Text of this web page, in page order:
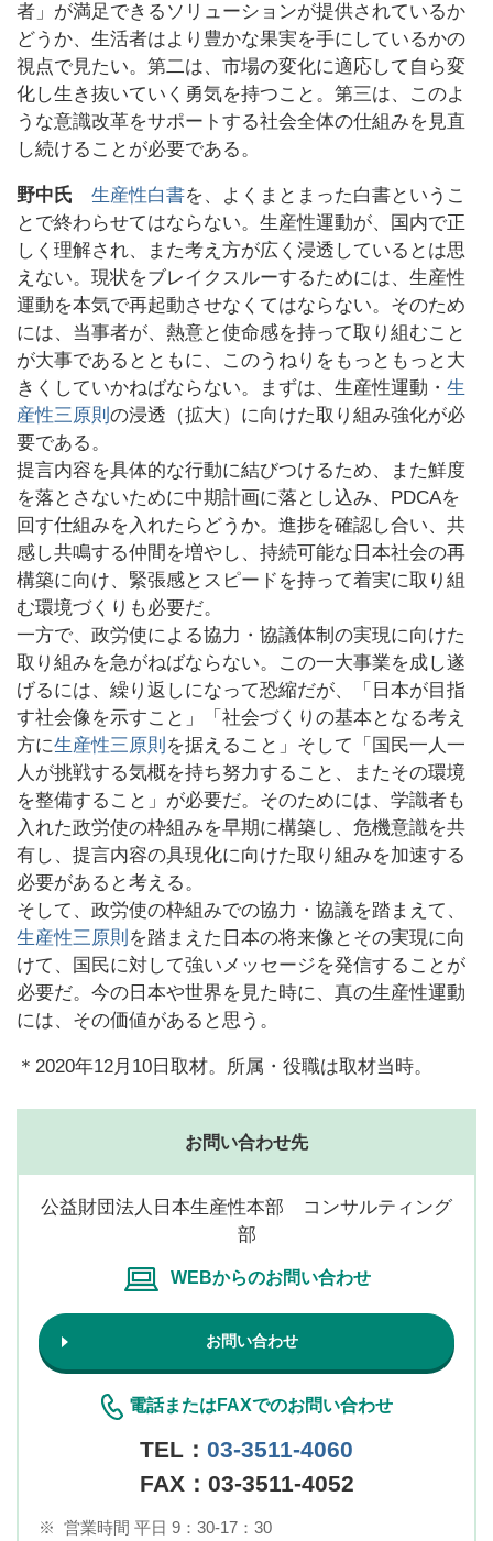
者」が満足できるソリューションが提供されているか
どうか、生活者はより豊かな果実を手にしているかの
視点で見たい。第二は、市場の変化に適応して自ら変
化し生き抜いていく勇気を持つこと。第三は、このよ
うな意識改革をサポートする社会全体の仕組みを見直
し続けることが必要である。
野中氏 生産性白書を、よくまとまった白書というこ
とで終わらせてはならない。生産性運動が、国内で正
しく理解され、また考え方が広く浸透しているとは思
えない。現状をブレイクスルーするためには、生産性
運動を本気で再起動させなくてはならない。そのため
には、当事者が、熱意と使命感を持って取り組むこと
が大事であるとともに、このうねりをもっともっと大
きくしていかねばならない。まずは、生産性運動・ 生
産性三原則 の浸透（拡大）に向けた取り組み強化が必
要である。
提言内容を具体的な行動に結びつけるため、また鮮度
を落とさないために中期計画に落とし込み、PDCAを
回す仕組みを入れたらどうか。進捗を確認し合い、共
感し共鳴する仲間を増やし、持続可能な日本社会の再
構築に向け、緊張感とスピードを持って着実に取り組
む環境づくりも必要だ。
一方で、政労使による協力・協議体制の実現に向けた
取り組みを急がねばならない。この一大事業を成し遂
げるには、繰り返しになって恐縮だが、「日本が目指
す社会像を示すこと」「社会づくりの基本となる考え
方に生産性三原則 を据えること」そして「国民一人一
人が挑戦する気概を持ち努力すること、またその環境
を整備すること」が必要だ。そのためには、学識者も
入れた政労使の枠組みを早期に構築し、危機意識を共
有し、提言内容の具現化に向けた取り組みを加速する
必要があると考える。
そして、政労使の枠組みでの協力・協議を踏まえて、
生産性三原則 を踏まえた日本の将来像とその実現に向
けて、国民に対して強いメッセージを発信することが
必要だ。今の日本や世界を見た時に、真の生産性運動
には、その価値があると思う。
＊2020年12月10日取材。所属・役職は取材当時。
お問い合わせ先
公益財団法人日本生産性本部 コンサルティング
部
WEBからのお問い合わせ
お問い合わせ
電話またはFAXでのお問い合わせ
TEL： 03-3511-4060
FAX：03-3511-4052
※ 営業時間 平日 9：30-17：30